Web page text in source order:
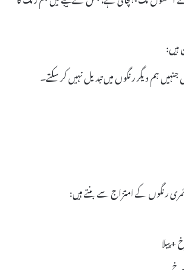
ہیں:
جنہیں ہم دیگر رنگوں میں تبدیل نہیں کر سکتے۔
رنگوں کے امتزاج سے بنتے ہیں: